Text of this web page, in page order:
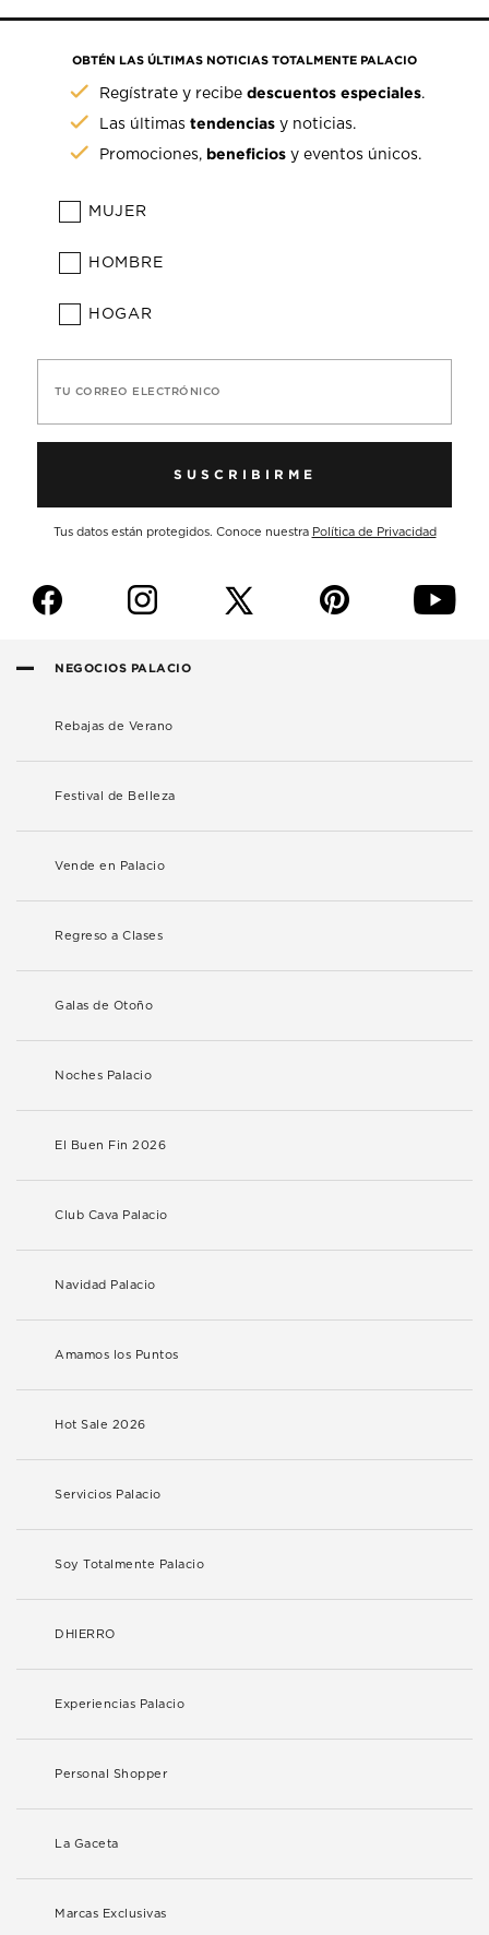
OBTÉN LAS ÚLTIMAS NOTICIAS TOTALMENTE PALACIO
Regístrate y recibedescuentos especiales.
Las últimastendencias y noticias.
Promociones, beneficios y eventos únicos.
MUJER
HOMBRE
HOGAR
TU CORREO ELECTRÓNICO
SUSCRIBIRME
Tus datos están protegidos. Conoce nuestra Política de Privacidad
f i p y
NEGOCIOS PALACIO
Rebajas de Verano
Festival de Belleza
Vende en Palacio
Regreso a Clases
Galas de Otoño
Noches Palacio
El Buen Fin 2026
Club Cava Palacio
Navidad Palacio
Amamos los Puntos
Hot Sale 2026
Servicios Palacio
Soy Totalmente Palacio
DHIERRO
Experiencias Palacio
Personal Shopper
La Gaceta
Marcas Exclusivas